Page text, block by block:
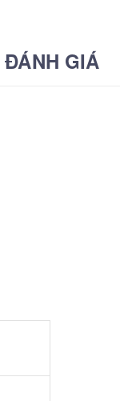
ĐÁNH GIÁ